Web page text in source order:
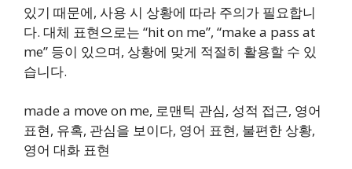
있기 때문에, 사용 시 상황에 따라 주의가 필요합니
다. 대체 표현으로는 “hit on me”, “make a pass at
me” 등이 있으며, 상황에 맞게 적절히 활용할 수 있
습니다.
made a move on me, 로맨틱 관심, 성적 접근, 영어
표현, 유혹, 관심을 보이다, 영어 표현, 불편한 상황,
영어 대화 표현